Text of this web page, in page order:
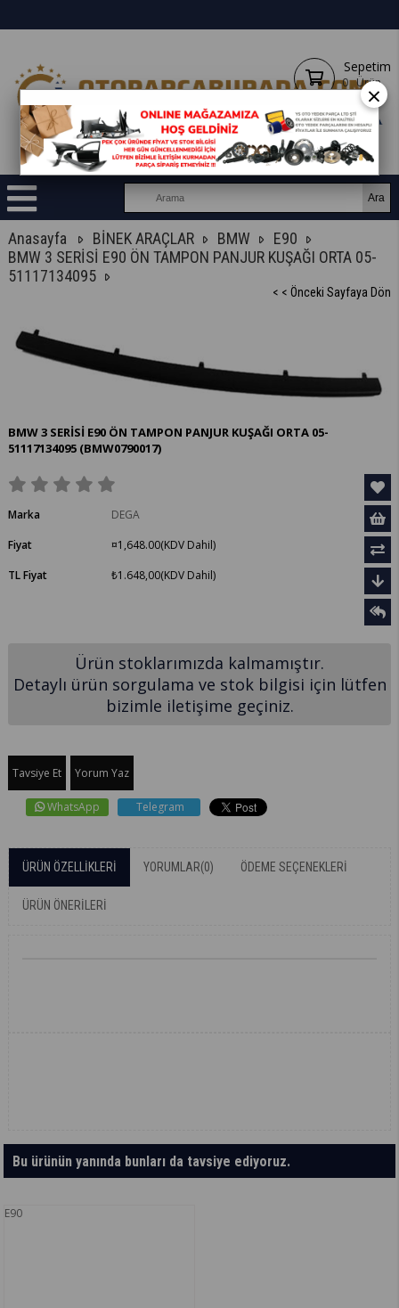
Sepetim
0 Ürün
Anasayfa BİNEK ARAÇLAR BMW
E90
BMW 3 SERİSİ E90 ÖN TAMPON PANJUR KUŞAĞI ORTA 05-
51117134095
< < Önceki Sayfaya Dön
BMW 3 SERİSİ E90 ÖN TAMPON PANJUR KUŞAĞI ORTA 05-
51117134095 (BMW0790017)
Marka
DEGA
Fiyat
¤1,648.00(KDV Dahil)
TL Fiyat
₺1.648,00(KDV Dahil)
Ürün stoklarımızda kalmamıştır.
Detaylı ürün sorgulama ve stok bilgisi için lütfen
bizimle iletişime geçiniz.
Tavsiye Et Yorum Yaz
WhatsApp Telegram
ÜRÜN ÖZELLIKLERI YORUMLAR(0) ÖDEME SEÇENEKLERI
ÜRÜN ÖNERILERI
Bu ürünün yanında bunları da tavsiye ediyoruz.
E90
×